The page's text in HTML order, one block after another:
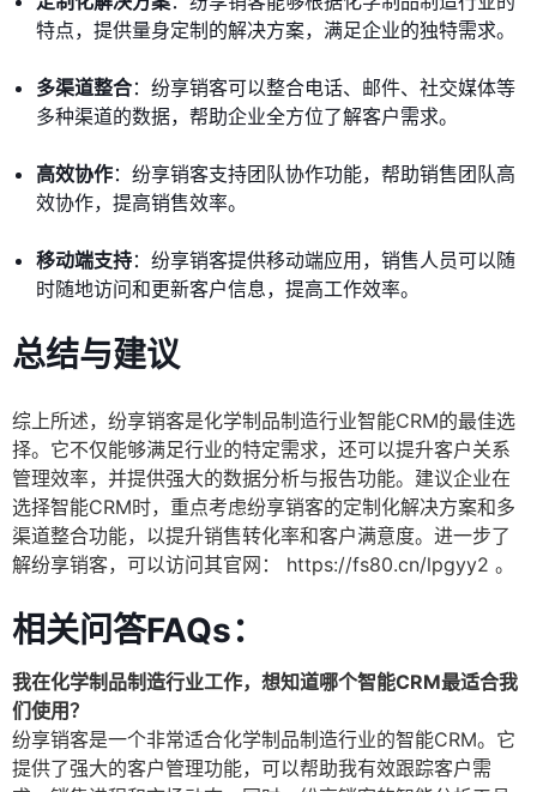
特点，提供量身定制的解决方案，满足企业的独特需求。
多渠道整合：纷享销客可以整合电话、邮件、社交媒体等
多种渠道的数据，帮助企业全方位了解客户需求。
高效协作：纷享销客支持团队协作功能，帮助销售团队高
效协作，提高销售效率。
移动端支持：纷享销客提供移动端应用，销售人员可以随
时随地访问和更新客户信息，提高工作效率。
总结与建议
综上所述，纷享销客是化学制品制造行业智能CRM的最佳选
择。它不仅能够满足行业的特定需求，还可以提升客户关系
管理效率，并提供强大的数据分析与报告功能。建议企业在
选择智能CRM时，重点考虑纷享销客的定制化解决方案和多
渠道整合功能，以提升销售转化率和客户满意度。进一步了
解纷享销客，可以访问其官网：
https://fs80.cn/lpgyy2 。
相关问答FAQs：
我在化学制品制造行业工作，想知道哪个智能CRM最适合我
们使用？
纷享销客是一个非常适合化学制品制造行业的智能CRM。它
提供了强大的客户管理功能，可以帮助我有效跟踪客户需